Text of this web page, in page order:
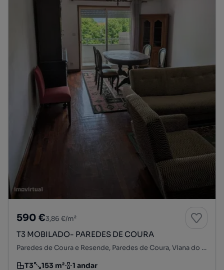
590 €3,86 €/m²
T3 MOBILADO- PAREDES DE COURA
Paredes de Coura e Resende, Paredes de Coura, Viana do Castelo
T3 153 m² 1 andar